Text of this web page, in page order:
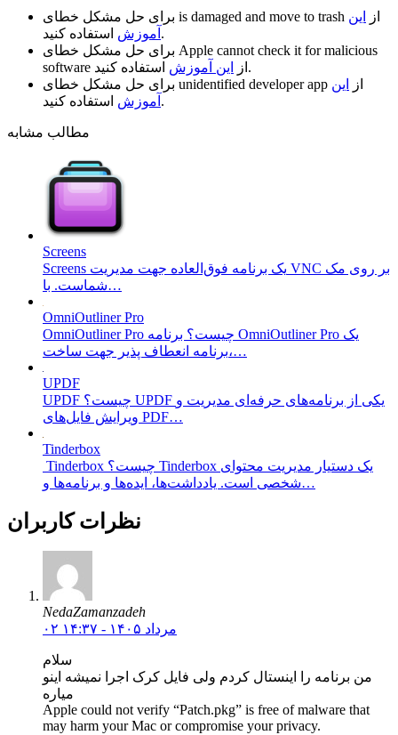
is damaged and move to trash از
این
آموزش استفاده کنید.
Apple cannot check it for malicious
software
از این آموزش
استفاده کنید.
unidentified developer app از
این
آموزش استفاده کنید.
مطالب مشابه
Screens
Screens یک برنامه فوق‌العاده جهت مدیریت VNC بر روی مک
شماست. با…
OmniOutliner Pro
OmniOutliner Pro چیست؟ برنامه OmniOutliner Pro یک
برنامه انعطاف پذیر جهت ساخت،…
UPDF
UPDF چیست؟ UPDF یکی از برنامه‌های حرفه‌ای مدیریت و
ویرایش فایل‌های PDF…
Tinderbox
Tinderbox چیست؟ Tinderbox یک دستیار مدیریت محتوای
شخصی است. یادداشت‌ها، ایده‌ها و برنامه‌ها و…
نظرات کاربران
NedaZamanzadeh
۰۲ مرداد ۱۴۰۵ - ۱۴:۳۷
سلام
من برنامه را اینستال کردم ولی فایل کرک اجرا نمیشه اینو
میاره
Apple could not verify “Patch.pkg” is free of malware that
may harm your Mac or compromise your privacy.